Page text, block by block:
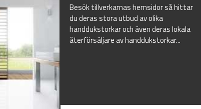
Besök tillverkarnas hemsidor så hittar
du deras stora utbud av olika
handdukstorkar och även deras lokala
återförsäljare av handdukstorkar...